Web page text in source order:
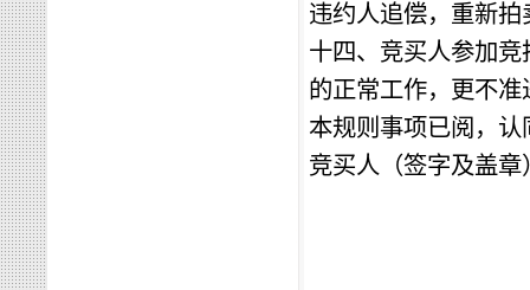
违约人追偿，重新
十四、竞买人参加
的正常工作，更不
本规则事项已阅，认
竞买人（签字及盖章